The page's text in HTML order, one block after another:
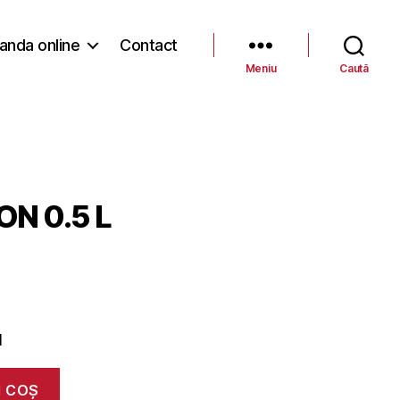
online Contact
Meniu Caută
0.5 L
COȘ